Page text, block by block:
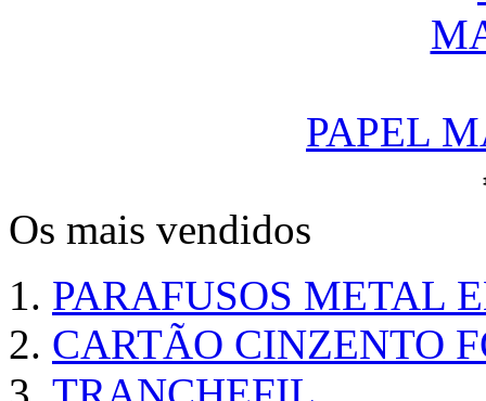
PAPEL
Os mais vendidos
PARAFUSOS METAL
CARTÃO CINZENTO